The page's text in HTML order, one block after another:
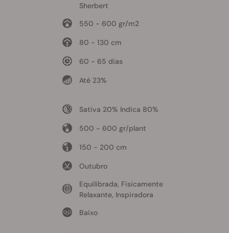
Sherbert
550 - 600 gr/m2
80 - 130 cm
60 - 65 dias
Até 23%
Sativa 20% Indica 80%
500 - 600 gr/plant
150 - 200 cm
Outubro
Equilibrada, Fisicamente
Relaxante, Inspiradora
Baixo